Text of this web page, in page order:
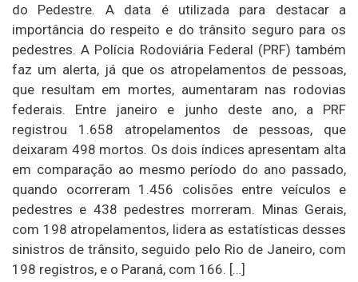
do Pedestre. A data é utilizada para destacar a
importância do respeito e do trânsito seguro para os
pedestres. A Polícia Rodoviária Federal (PRF) também
faz um alerta, já que os atropelamentos de pessoas,
que resultam em mortes, aumentaram nas rodovias
federais. Entre janeiro e junho deste ano, a PRF
registrou 1.658 atropelamentos de pessoas, que
deixaram 498 mortos. Os dois índices apresentam alta
em comparação ao mesmo período do ano passado,
quando ocorreram 1.456 colisões entre veículos e
pedestres e 438 pedestres morreram. Minas Gerais,
com 198 atropelamentos, lidera as estatísticas desses
sinistros de trânsito, seguido pelo Rio de Janeiro, com
198 registros, e o Paraná, com 166. […]